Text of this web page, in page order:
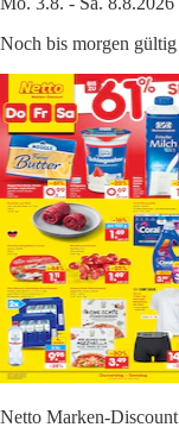
Noch bis morgen gültig
Netto Marken-Discount